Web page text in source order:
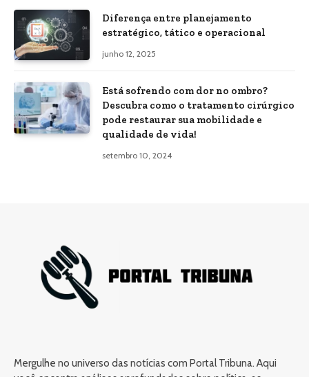
Diferença entre planejamento
estratégico, tático e operacional
junho 12, 2025
Está sofrendo com dor no ombro?
Descubra como o tratamento cirúrgico
pode restaurar sua mobilidade e
qualidade de vida!
setembro 10, 2024
Mergulhe no universo das notícias com Portal Tribuna. Aqui